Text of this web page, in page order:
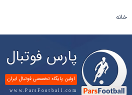
خانه
پارس فوتبال
اولین پایگاه تخصصی فوتبال ایران
www.ParsFootball.com